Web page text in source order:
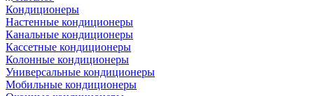
Кондиционеры
Настенные кондиционеры
Канальные кондиционеры
Кассетные кондиционеры
Колонные кондиционеры
Универсальные кондиционеры
Мобильные кондиционеры